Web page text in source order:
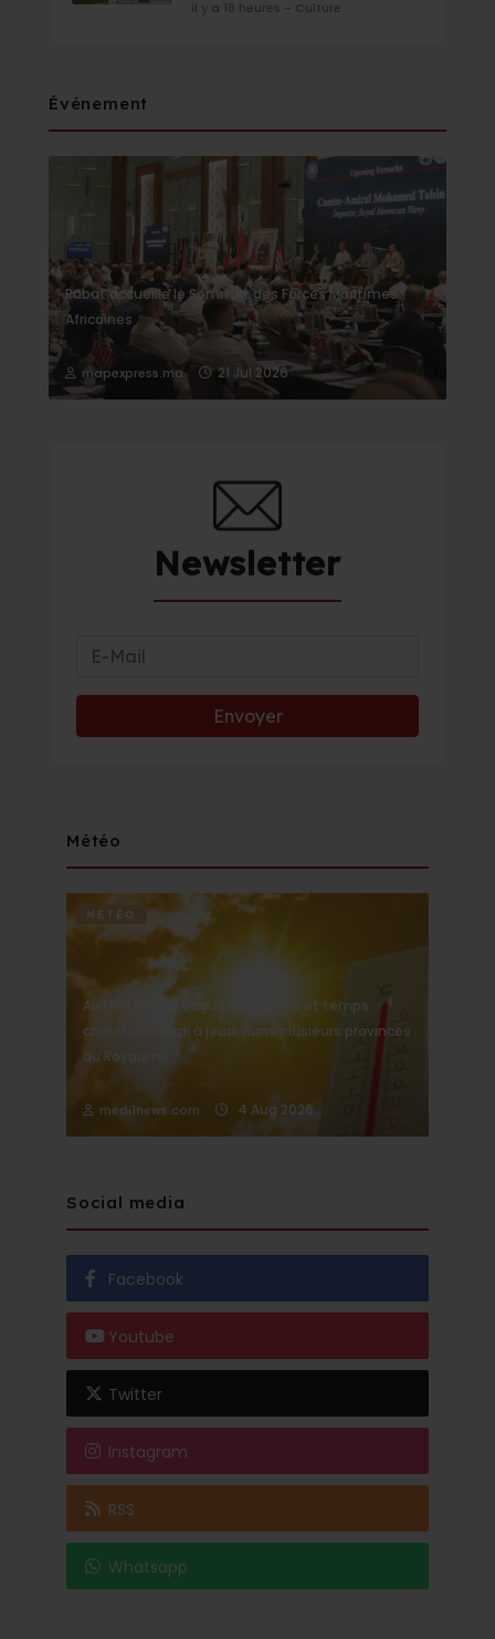
il y a 18 heures - Culture
Événement
Rabat accueille le Sommet des Forces Maritimes
Africaines
mapexpress.ma 21 Jul 2026
Newsletter
Météo
METÉO
Alerte Météo : Vague de chaleur et temps
chaud de mardi à jeudi dans plusieurs provinces
du Royaume
medi1news.com 4 Aug 2026
Social media
Facebook
Youtube
Twitter
Instagram
RSS
Whatsapp